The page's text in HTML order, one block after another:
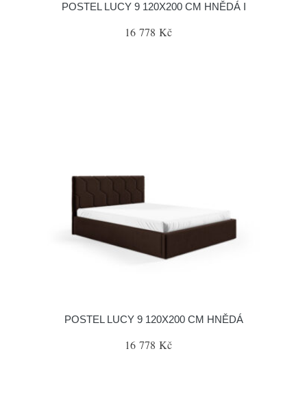
POSTEL LUCY 9 120X200 CM HNĚDÁ I
16 778 Kč
POSTEL LUCY 9 120X200 CM HNĚDÁ
16 778 Kč